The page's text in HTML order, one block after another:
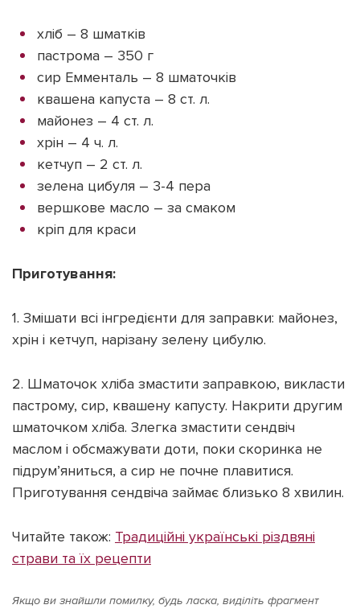
хліб – 8 шматків
пастрома – 350 г
сир Емменталь – 8 шматочків
квашена капуста – 8 ст. л.
майонез – 4 ст. л.
хрін – 4 ч. л.
кетчуп – 2 ст. л.
зелена цибуля – 3-4 пера
вершкове масло – за смаком
кріп для краси
Приготування:
1. Змішати всі інгредієнти для заправки: майонез,
хрін і кетчуп, нарізану зелену цибулю.
2. Шматочок хліба змастити заправкою, викласти
пастрому, сир, квашену капусту. Накрити другим
шматочком хліба. Злегка змастити сендвіч
маслом і обсмажувати доти, поки скоринка не
підрум’яниться, а сир не почне плавитися.
Приготування сендвіча займає близько 8 хвилин.
Читайте також: Традиційні українські різдвяні
страви та їх рецепти
Якщо ви знайшли помилку, будь ласка, виділіть фрагмент